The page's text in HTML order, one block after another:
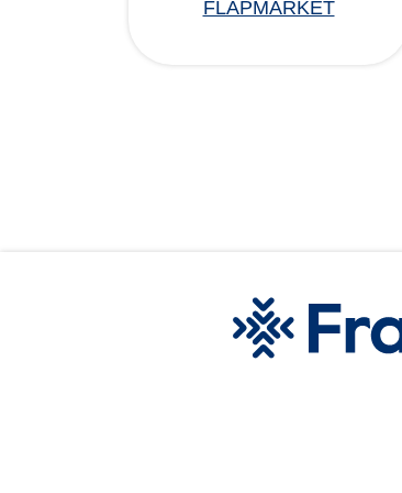
FLAPMARKET